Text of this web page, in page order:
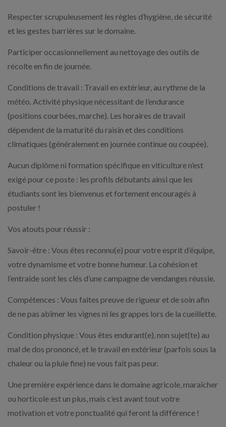
Respecter scrupuleusement les règles d’hygiène, de sécurité
et les gestes barrières sur le domaine.
Participer occasionnellement au nettoyage des outils de
récolte en fin de journée.
Conditions de travail : Travail en extérieur, au rythme de la
météo. Activité physique nécessitant de l’endurance
(positions courbées, marche). Les horaires de travail
dépendent de la maturité du raisin et des conditions
climatiques (généralement en journée continue ou coupée).
Aucun diplôme ni formation spécifique en viticulture n’est
exigé pour ce poste : les profils débutants ainsi que les
étudiants sont les bienvenus et fortement encouragés à
postuler !
Vos atouts pour réussir :
Savoir-être : Vous êtes reconnu(e) pour votre esprit d’équipe,
votre dynamisme et votre bonne humeur. La cohésion et
l’entraide sont les clés d’une campagne de vendanges réussie.
Compétences : Vous faites preuve de rigueur et de soin afin
de ne pas abîmer les vignes ni les grappes lors de la cueillette.
Condition physique : Vous êtes endurant(e), non sujet(te) au
mal de dos prononcé, et le travail en extérieur (parfois sous la
chaleur ou la pluie fine) ne vous fait pas peur.
Une première expérience dans le domaine agricole, maraîcher
ou horticole est un plus, mais c’est avant tout votre
motivation et votre ponctualité qui feront la différence !